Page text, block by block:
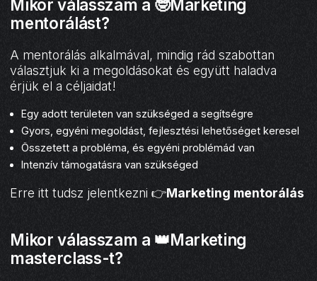
Mikor válasszam a 🤓Marketing
mentorálást?
A mentorálás alkalmával, mindig rád szabottan
választjuk ki a megoldásokat és együtt haladva
érjük el a céljaidat!
Egy adott területen van szükséged a segítségre
Gyors, egyéni megoldást, fejlesztési lehetőséget keresel
Összetett a probléma, és egyéni problémád van
Intenzív támogatásra van szükséged
Erre itt tudsz jelentkezni 👉Marketing mentorálás
Mikor válasszam a 👑Marketing
masterclass-t?